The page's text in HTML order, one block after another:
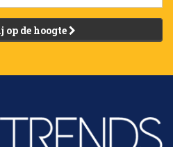
op de hoogte